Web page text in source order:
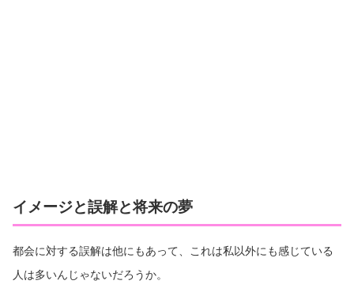
イメージと誤解と将来の夢
都会に対する誤解は他にもあって、これは私以外にも感じている
人は多いんじゃないだろうか。